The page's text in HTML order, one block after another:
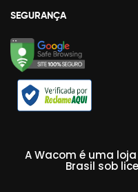
SEGURANÇA
A Wacom é uma
Brasil sob